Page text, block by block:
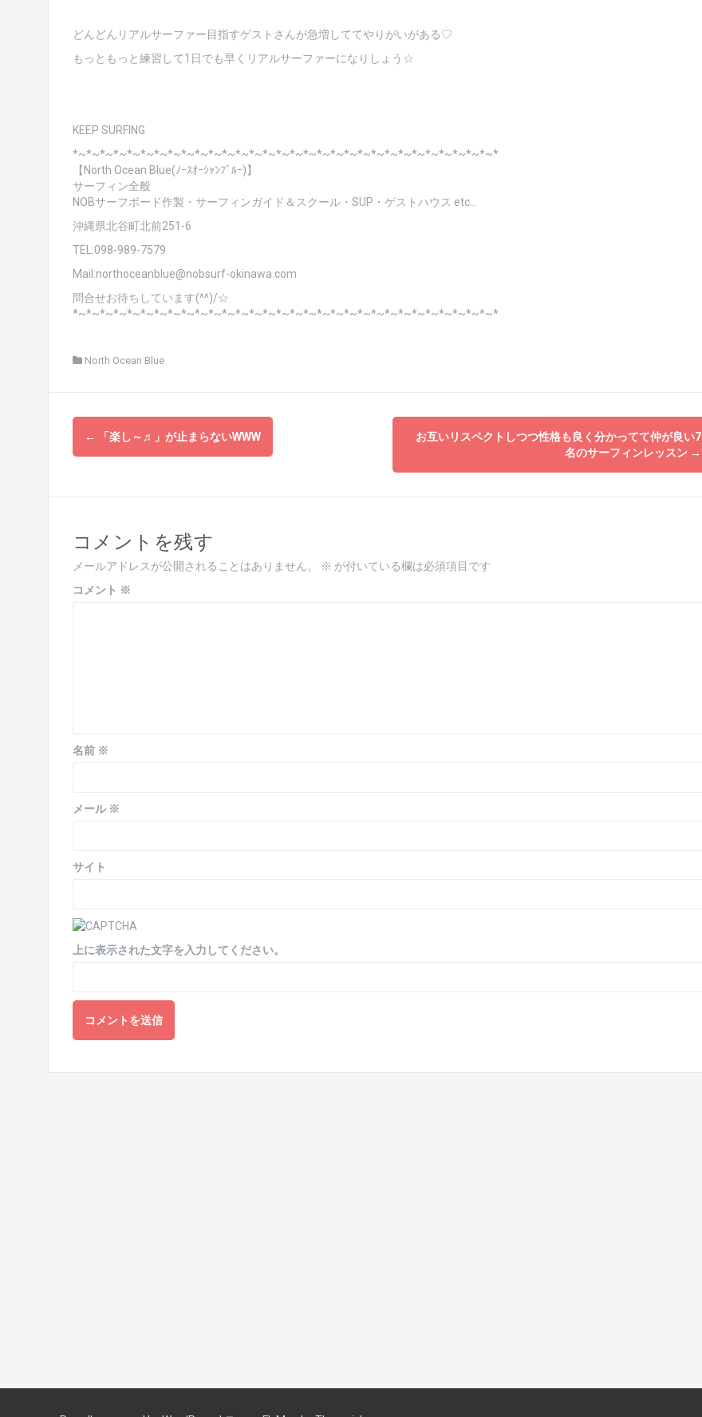
どんどんリアルサーファー目指すゲストさんが急増しててやりがいがある♡
もっともっと練習して1日でも早くリアルサーファーになりしょう☆
KEEP SURFING
*~*~*~*~*~*~*~*~*~*~*~*~*~*~*~*~*~*~*~*~*~*~*~*~*~*~*~*~*~*~*~*
【North Ocean Blue(ﾉｰｽｵｰｼｬﾝﾌﾞﾙｰ)】
サーフィン全般
NOBサーフボード作製・サーフィンガイド＆スクール・SUP・ゲストハウス etc…
沖縄県北谷町北前251-6
TEL:098-989-7579
Mail:northoceanblue@nobsurf-okinawa.com
問合せお待ちしています(^^)/☆
*~*~*~*~*~*~*~*~*~*~*~*~*~*~*~*~*~*~*~*~*~*~*~*~*~*~*~*~*~*~*~*
North Ocean Blue
投
稿
ビ
ゲ
ー
← 「楽し～♬」が止まらないWWW
お互いリスペクトしつつ性格も良く分かってて仲が良い7
名のサーフィンレッスン →
コメントを残す
メールアドレスが公開されることはありません。 ※ が付いている欄は必須項目です
コメント ※
名前 ※
メール ※
サイト
上に表示された文字を入力してください。